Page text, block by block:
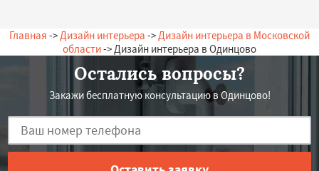
Главная -> Дизайн интерьера -> Дизайн интерьера в Московской
области-> Дизайн интерьера в Одинцово
Остались вопросы?
Закажи бесплатную консультацию в Одинцово!